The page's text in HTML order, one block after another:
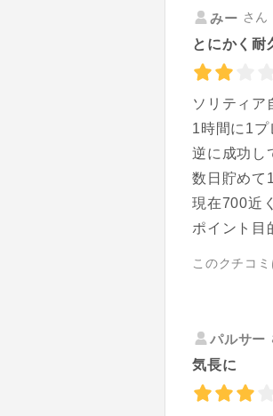
みー さ
とにかく耐
ソリティア
1時間に1
逆に成功し
数日貯めて
現在700近
ポイント目
このクチコ
パルサー
気長に